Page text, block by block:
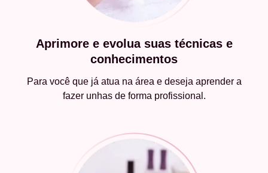
Aprimore e evolua suas técnicas e
conhecimentos
Para você que já atua na área e deseja aprender a
fazer unhas de forma profissional.